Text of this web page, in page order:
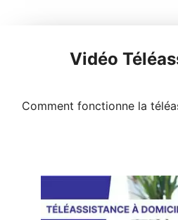
Vidéo
Comment fonctionne la